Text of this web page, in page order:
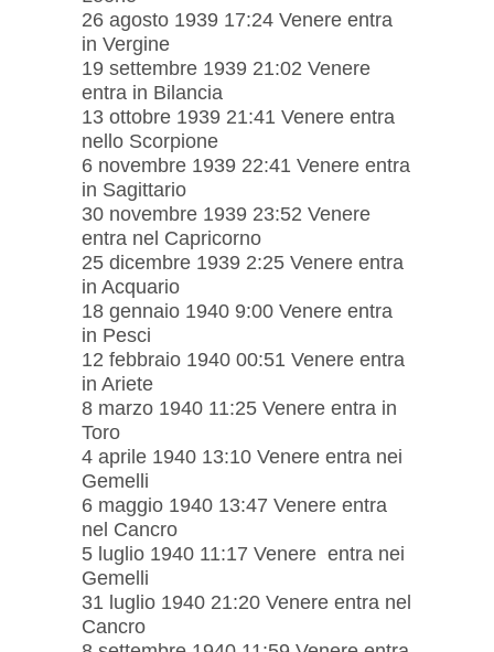
26 agosto 1939 17:24 Venere entra
in Vergine
19 settembre 1939 21:02 Venere
entra in Bilancia
13 ottobre 1939 21:41 Venere entra
nello Scorpione
6 novembre 1939 22:41 Venere entra
in Sagittario
30 novembre 1939 23:52 Venere
entra nel Capricorno
25 dicembre 1939 2:25 Venere entra
in Acquario
18 gennaio 1940 9:00 Venere entra
in Pesci
12 febbraio 1940 00:51 Venere entra
in Ariete
8 marzo 1940 11:25 Venere entra in
Toro
4 aprile 1940 13:10 Venere entra nei
Gemelli
6 maggio 1940 13:47 Venere entra
nel Cancro
5 luglio 1940 11:17 Venere entra nei
Gemelli
31 luglio 1940 21:20 Venere entra nel
Cancro